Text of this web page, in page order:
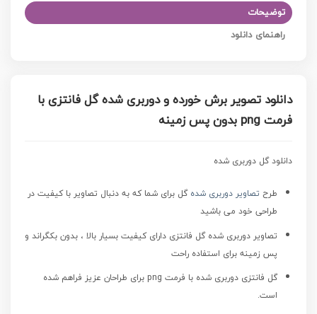
توضیحات
راهنمای دانلود
دانلود تصویر برش خورده و دوربری شده گل فانتزی با
فرمت png بدون پس زمینه
دانلود گل دوربری شده
طرح تصاویر دوربری شده گل برای شما که به دنبال تصاویر با کیفیت در
طراحی خود می باشید
تصاویر دوربری شده گل فانتزی دارای کیفیت بسیار بالا ، بدون بکگراند و
پس زمینه برای استفاده راحت
گل فانتزی دوربری شده
با فرمت png برای طراحان عزیز فراهم شده
است.